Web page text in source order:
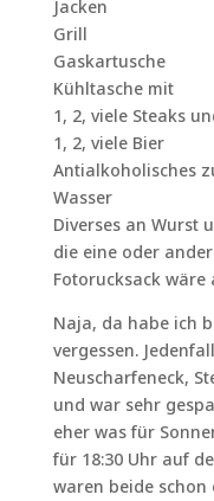
Jacken
Grill
Gaskartusche
Kühltasche mit
1, 2, viele Steaks
1, 2, viele Bier
Antialkoholisches
Wasser
Diverses an Wurst
die eine oder
Fotorucksack
Naja, da habe ich
vergessen.
Neuscharfeneck,
und war sehr
eher was für
für 18:30 Uhr auf
waren beide